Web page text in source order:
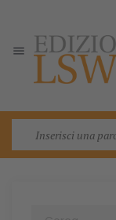
